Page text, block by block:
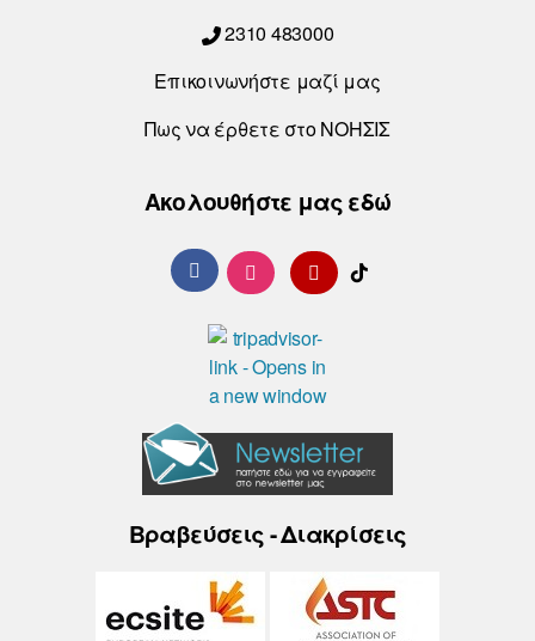
2310 483000
Επικοινωνήστε μαζί μας
Πως να έρθετε στο ΝΟΗΣΙΣ
Ακολουθήστε μας εδώ
Βραβεύσεις - Διακρίσεις